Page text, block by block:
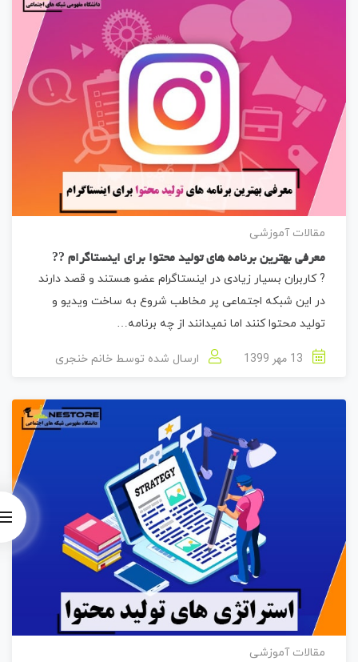
مقالات آموزشی
معرفی بهترین برنامه های تولید محتوا برای اینستاگرام ??
? کاربران بسیار زیادی در اینستاگرام عضو هستند و قصد دارند
در این شبکه اجتماعی پر مخاطب شروع به ساخت ویدیو و
تولید محتوا کنند اما نمیدانند از چه برنامه…
ارسال شده توسط خانم خنجری
مقالات آموزشی